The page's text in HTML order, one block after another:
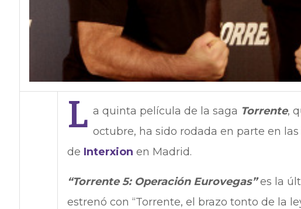
L a quinta película de la saga Torrente,
octubre, ha sido rodada en parte en
de Interxion en Madrid.
“Torrente 5: Operación Eurovegas”es la
estrenó con “Torrente, el brazo tonto de la